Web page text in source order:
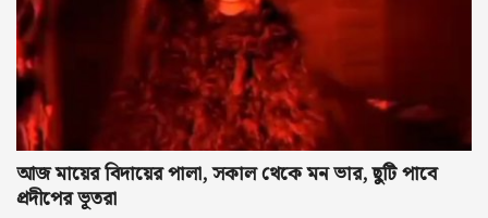
আজ মায়ের বিদায়ের পালা, সকাল থেকে মন ভার, ছুটি পাবে
প্রদীপের ভূতরা